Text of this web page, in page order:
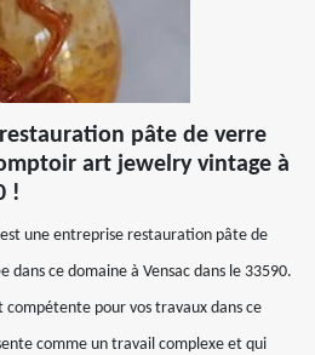
pâte de verre
art jewelry vintage à
!
une entreprise restauration pâte de
dans ce domaine à Vensac dans le 33590.
compétente pour vos travaux dans ce
comme un travail complexe et qui